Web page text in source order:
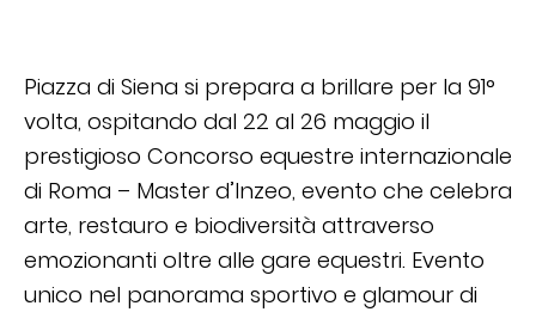
Piazza di Siena si prepara a brillare per la 91°
volta, ospitando dal 22 al 26 maggio il
prestigioso Concorso equestre internazionale
di Roma – Master d’Inzeo, evento che celebra
arte, restauro e biodiversità attraverso
emozionanti oltre alle gare equestri. Evento
unico nel panorama sportivo e glamour di